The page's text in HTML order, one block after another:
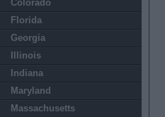
Colorado
Florida
Georgia
Illinois
Indiana
Maryland
Massachusetts